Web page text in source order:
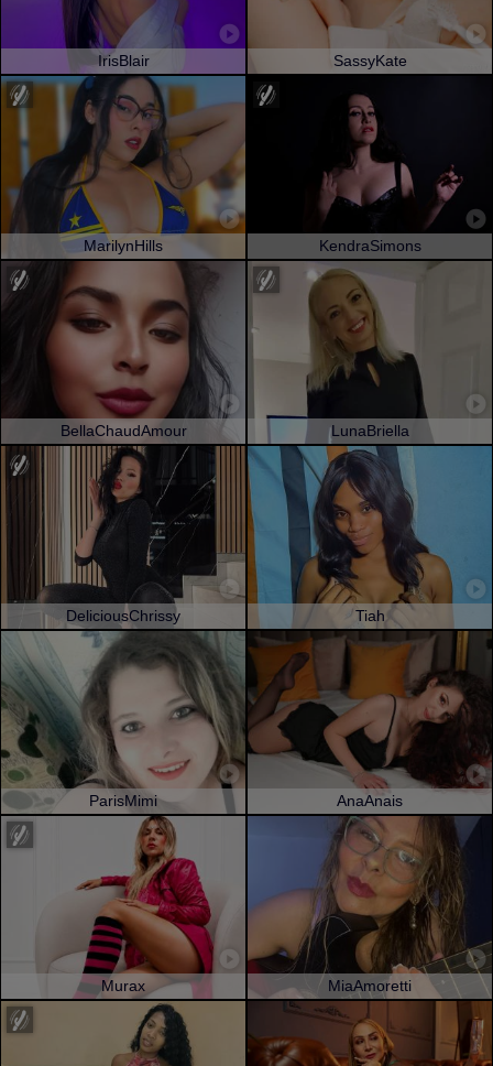
IrisBlair SassyKate
MarilynHills KendraSimons
BellaChaudAmour LunaBriella
DeliciousChrissy Tiah
ParisMimi AnaAnais
Murax MiaAmoretti